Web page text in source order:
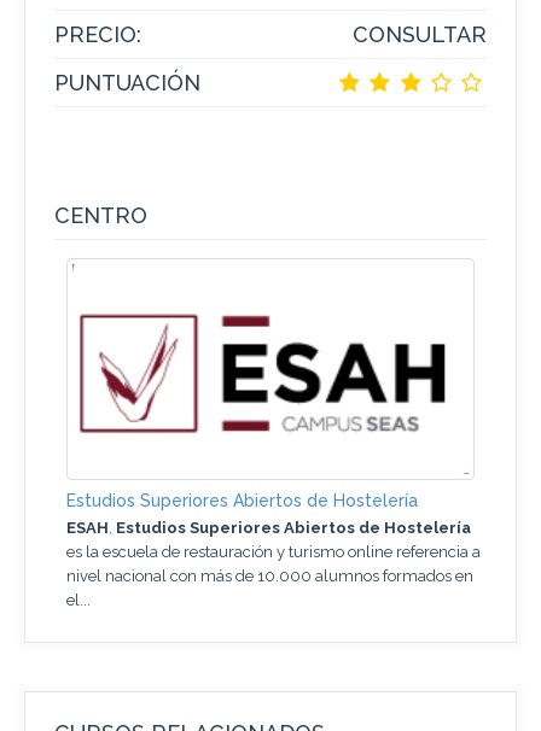
PRECIO:
CONSULTAR
PUNTUACIÓN
CENTRO
Estudios Superiores Abiertos de Hostelería
ESAH Estudios Superiores Abiertos de Hostelería
es la escuela de restauración y turismo online referencia a
nivel nacional con más de 10.000 alumnos formados en
el...